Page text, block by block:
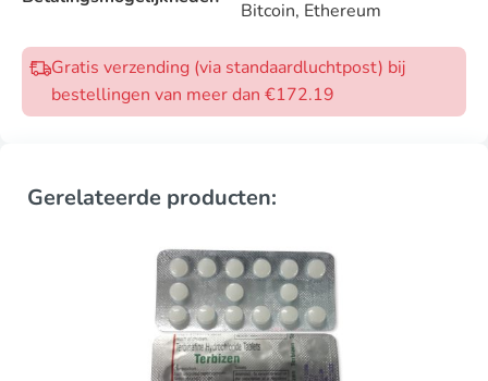
Bitcoin, Ethereum
Gratis verzending (via standaardluchtpost) bij
bestellingen van meer dan €172.19
Gerelateerde producten: